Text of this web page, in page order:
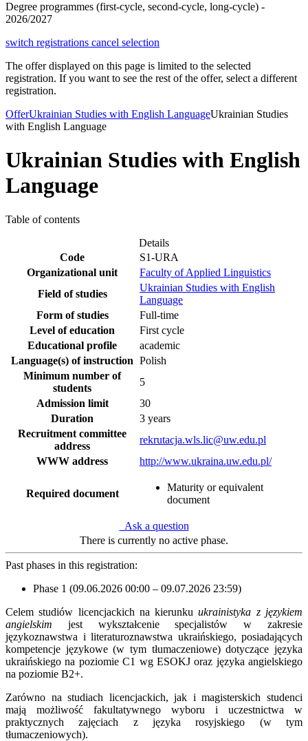
Degree programmes (first-cycle, second-cycle, long-cycle) -
2026/2027
switch registrations cancel selection
The offer displayed on this page is limited to the selected
registration. If you want to see the rest of the offer, select a different
registration.
OfferUkrainian Studies with English LanguageUkrainian Studies
with English Language
Ukrainian Studies with English
Language
Table of contents
Details
Code
S1-URA
Organizational unit
Faculty of Applied Linguistics
Field of studies
Ukrainian Studies with English
Language
Form of studies
Full-time
Level of education
First cycle
Educational profile
academic
Language(s) of instruction Polish
Minimum number of
students
5
Admission limit
30
Duration
3 years
Recruitment committee
address
rekrutacja.wls.lic@uw.edu.pl
WWW address
http://www.ukraina.uw.edu.pl/
Required document
Maturity or equivalent
document
Ask a question
There is currently no active phase.
Past phases in this registration:
Phase 1 (09.06.2026 00:00 – 09.07.2026 23:59)
Celem studiów licencjackich na kierunkuukrainistyka z językiem
angielskim jest wykształcenie specjalistów w zakresie
językoznawstwa i literaturoznawstwa ukraińskiego, posiadających
kompetencje językowe (w tym tłumaczeniowe) dotyczące języka
ukraińskiego na poziomie C1 wg ESOKJ oraz języka angielskiego
na poziomie B2+.
Zarówno na studiach licencjackich, jak i magisterskich studenci
mają możliwość fakultatywnego wyboru i uczestnictwa w
praktycznych zajęciach z języka rosyjskiego (w tym
tłumaczeniowych).